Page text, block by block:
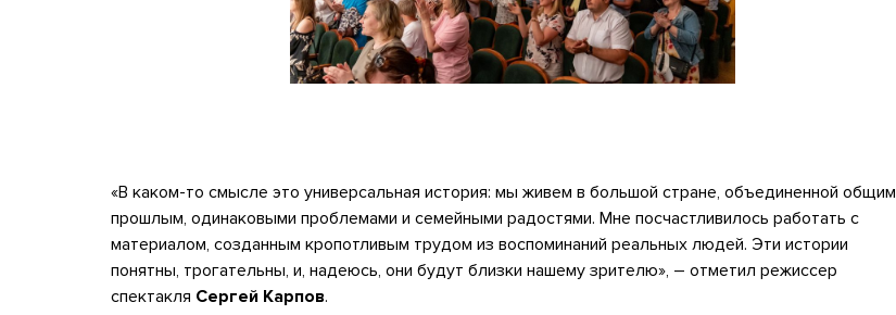
«В каком-то смысле это универсальная история: мы живем в большой стране, объединенной общим
прошлым, одинаковыми проблемами и семейными радостями. Мне посчастливилось работать с
материалом, созданным кропотливым трудом из воспоминаний реальных людей. Эти истории
понятны, трогательны, и, надеюсь, они будут близки нашему зрителю», – отметил режиссер
спектакля Сергей Карпов.